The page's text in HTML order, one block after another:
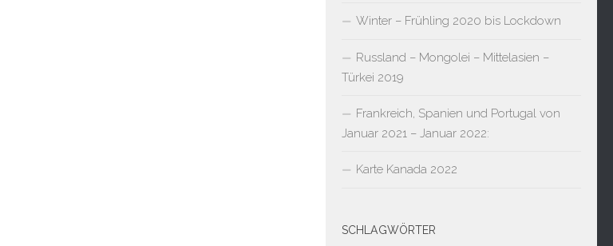
Winter – Frühling 2020 bis Lockdown
Russland – Mongolei – Mittelasien –
Türkei 2019
Frankreich, Spanien und Portugal von
Januar 2021 – Januar 2022:
Karte Kanada 2022
SCHLAGWÖRTER